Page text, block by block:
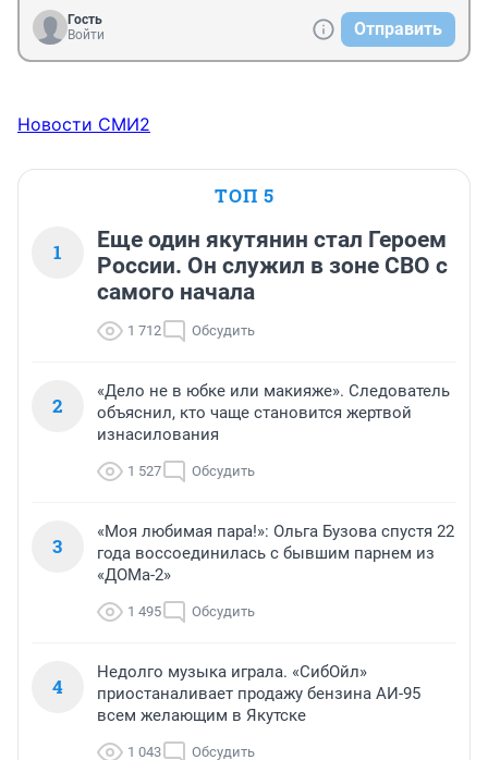
Гость
Войти
Отправить
Новости СМИ2
ТОП 5
1
Еще один якутянин стал Героем
России. Он служил в зоне СВО с
самого начала
1 712 Обсудить
2
«Дело не в юбке или макияже». Следователь
объяснил, кто чаще становится жертвой
изнасилования
1 527 Обсудить
3
«Моя любимая пара!»: Ольга Бузова спустя 22
года воссоединилась с бывшим парнем из
«ДОМа-2»
1 495 Обсудить
4
Недолго музыка играла. «СибОйл»
приостаналивает продажу бензина АИ-95
всем желающим в Якутске
1 043 Обсудить